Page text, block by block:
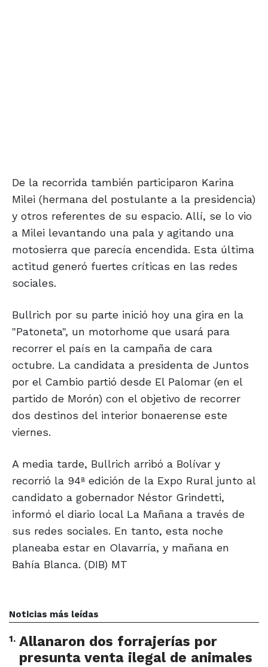
De la recorrida también participaron Karina
Milei (hermana del postulante a la presidencia)
y otros referentes de su espacio. Allí, se lo vio
a Milei levantando una pala y agitando una
motosierra que parecía encendida. Esta última
actitud generó fuertes críticas en las redes
sociales.
Bullrich por su parte inició hoy una gira en la
"Patoneta", un motorhome que usará para
recorrer el país en la campaña de cara
octubre. La candidata a presidenta de Juntos
por el Cambio partió desde El Palomar (en el
partido de Morón) con el objetivo de recorrer
dos destinos del interior bonaerense este
viernes.
A media tarde, Bullrich arribó a Bolívar y
recorrió la 94ª edición de la Expo Rural junto al
candidato a gobernador Néstor Grindetti,
informó el diario local La Mañana a través de
sus redes sociales. En tanto, esta noche
planeaba estar en Olavarría, y mañana en
Bahía Blanca. (DIB) MT
Noticias más leídas
1. Allanaron dos forrajerías por
presunta venta ilegal de animales